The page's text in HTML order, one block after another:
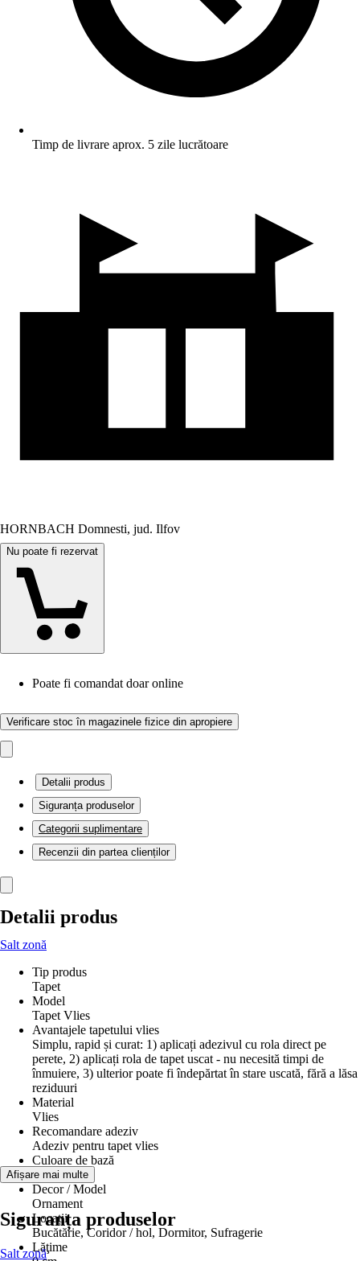
Timp de livrare aprox. 5 zile lucrătoare
HORNBACH Domnesti, jud. Ilfov
Nu poate fi rezervat
Poate fi comandat doar online
Verificare stoc în magazinele fizice din apropiere
Detalii produs
Siguranța produselor
Categorii suplimentare
Recenzii din partea clienților
Detalii produs
Salt zonă
Tip produs
Tapet
Model
Tapet Vlies
Avantajele tapetului vlies
Simplu, rapid și curat: 1) aplicați adezivul cu rola direct pe
perete, 2) aplicați rola de tapet uscat - nu necesită timpi de
înmuiere, 3) ulterior poate fi îndepărtat în stare uscată, fără a lăsa
reziduuri
Material
Vlies
Recomandare adeziv
Adeziv pentru tapet vlies
Culoare de bază
Gri
Decor / Model
Ornament
Locații
Bucătărie, Coridor / hol, Dormitor, Sufragerie
Lăţime
Afișare mai multe
Siguranța produselor
Salt zonă